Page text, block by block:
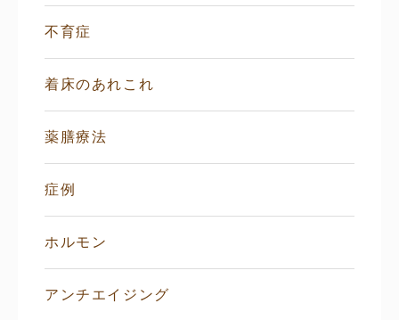
不育症
着床のあれこれ
薬膳療法
症例
ホルモン
アンチエイジング